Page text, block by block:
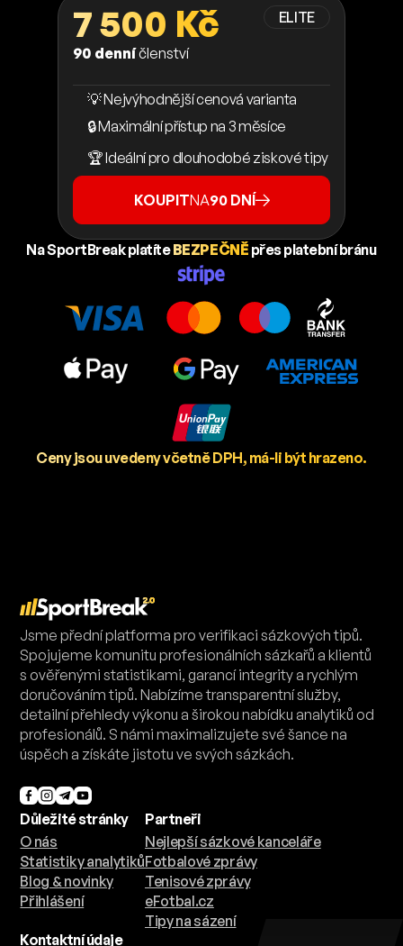
ELITE
7 500 Kč
90 denníčlenství
💡 Nejvýhodnější cenová varianta
🔒 Maximální přístup na 3 měsíce
🏆 Ideální pro dlouhodobé ziskové tipy
KOUPITNA90 DNÍ
Na SportBreak platíteBEZPEČNĚ přes platební bránu
Ceny jsou uvedeny včetně DPH, má-li být hrazeno.
Jsme přední platforma pro verifikaci sázkových tipů.
Spojujeme komunitu profesionálních sázkařů a klientů
s ověřenými statistikami, garancí integrity a rychlým
doručováním tipů. Nabízíme transparentní služby,
detailní přehledy výkonu a širokou nabídku analytiků od
profesionálů. S námi maximalizujete své šance na
úspěch a získáte jistotu ve svých sázkách.
Důležité stránky
O nás
Statistiky analytiků
Blog & novinky
Přihlášení
Partneři
Nejlepší sázkové kanceláře
Fotbalové zprávy
Tenisové zprávy
eFotbal.cz
Tipy na sázení
Kontaktní údaje